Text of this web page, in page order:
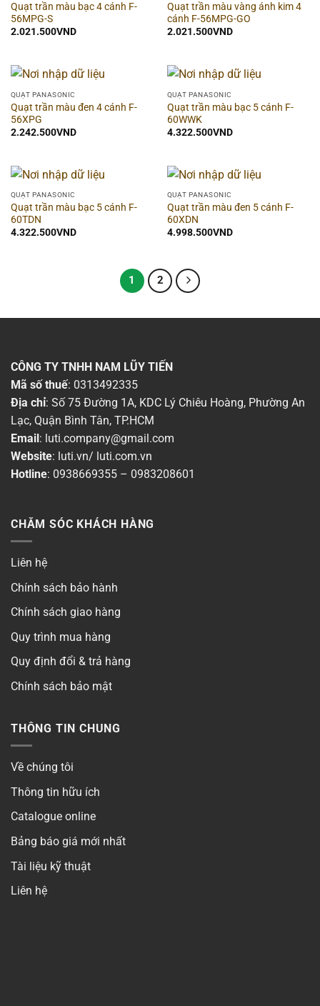
Ánh sáng
Chiều cao
Quang thông
Chip LED
Góc chiếu
Kiểm định
Có
Phong cách
Số cánh
Quạt trần màu bạc 4 cánh F-
56MPG-S
2.021.500VND
Quạt trần màu vàng ánh kim 4
cánh F-56MPG-GO
2.021.500VND
QUẠT PANASONIC
Quạt trần màu đen 4 cánh F-
56XPG
2.242.500VND
QUẠT PANASONIC
Quạt trần màu bạc 5 cánh F-
60WWK
4.322.500VND
QUẠT PANASONIC
Quạt trần màu bạc 5 cánh F-
60TDN
4.322.500VND
QUẠT PANASONIC
Quạt trần màu đen 5 cánh F-
60XDN
4.998.500VND
1 2
CÔNG TY TNHH NAM LŨY TIẾN
Mã số thuế: 0313492335
Địa chỉ: Số 75 Đường 1A, KDC Lý Chiêu Hoàng, Phường An
Lạc, Quận Bình Tân, TP.HCM
Email: luti.company@gmail.com
Website: luti.vn/ luti.com.vn
Hotline: 0938669355 – 0983208601
CHĂM SÓC KHÁCH HÀNG
Liên hệ
Chính sách bảo hành
Chính sách giao hàng
Quy trình mua hàng
Quy định đổi & trả hàng
Chính sách bảo mật
THÔNG TIN CHUNG
Về chúng tôi
Thông tin hữu ích
Catalogue online
Bảng báo giá mới nhất
Tài liệu kỹ thuật
Liên hệ